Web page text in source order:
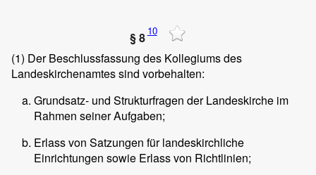
§ 8 10
(1) Der Beschlussfassung des Kollegiums des
Landeskirchenamtes sind vorbehalten:
Grundsatz- und Strukturfragen der Landeskirche im
Rahmen seiner Aufgaben;
Erlass von Satzungen für landeskirchliche
Einrichtungen sowie Erlass von Richtlinien;